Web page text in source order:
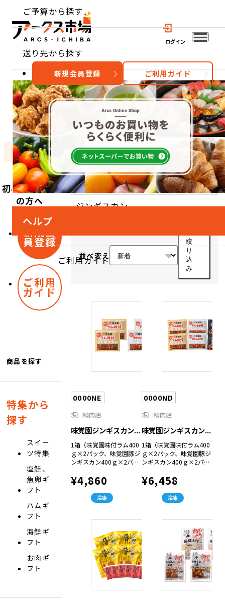
ログイン
ご予算から探す
送り先から探す
ヘルプ
ご利用ガイド
新規会員登録 ご利用ガイド
おすすめ 特集 カテゴリー
カテゴリーから探す お肉 ジンギスカン
初めてご利用
の方へ
新規会
員登録
ご利用
ガイド
商品を探す
特集から
探す
スイー
ツ特集
塩鮭、
魚卵ギ
フト
ハムギ
フト
海鮮ギ
フト
お肉ギ
フト
ジンギスカン
並べ変え
絞
り
込
み
0000NE
坂口精肉店
味覚園ジンギスカン...
1箱（味覚園味付ラム400
ｇ×2パック、味覚園豚ジ
ンギスカン400ｇ×2パッ
¥4,860
冷凍
0000ND
坂口精肉店
味覚園ジンギスカン...
1箱（味覚園味付ラム400
ｇ×2パック、味覚園豚ジ
ンギスカン400ｇ×2パッ
×2パック）
¥6,458
冷凍